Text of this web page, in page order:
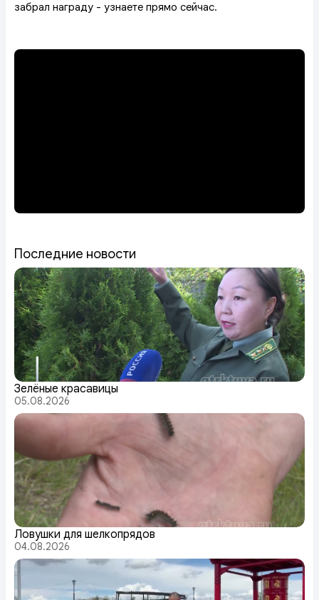
забрал награду - узнаете прямо сейчас.
Последние новости
Зелёные красавицы
05.08.2026
Ловушки для шелкопрядов
04.08.2026